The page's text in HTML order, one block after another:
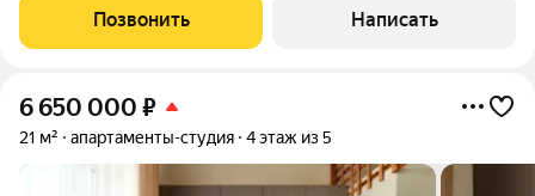
в месяц. Кратко об объекте Современные полностью
укомплектованные апартаменты с
Позвонить Написать
6 650 000 ₽
21 м² апартаменты-студия 4 этаж из 5